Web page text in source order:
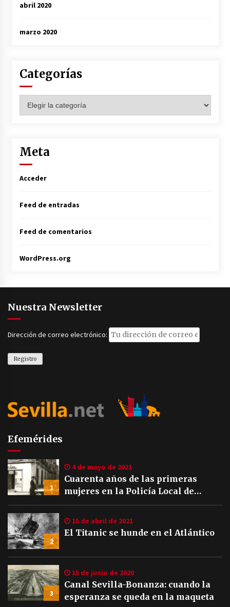
abril 2020
marzo 2020
Categorías
Meta
Acceder
Feed de entradas
Feed de comentarios
WordPress.org
Nuestra Newsletter
Dirección de correo electrónico:
Efemérides
1
4 de mayo de 2021
Cuarenta años de las primeras
mujeres en la Policía Local de
Sevilla
2
15 de abril de 2021
El Titanic se hunde en el Atlántico
3
15 de junio de 2020
Canal Sevilla-Bonanza: cuando la
esperanza se queda en la maqueta